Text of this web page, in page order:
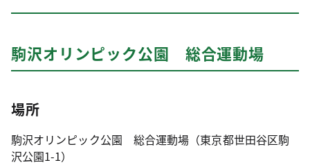
駒沢オリンピック公園 総合運動場
場所
駒沢オリンピック公園 総合運動場（東京都世田谷区駒
沢公園1-1）